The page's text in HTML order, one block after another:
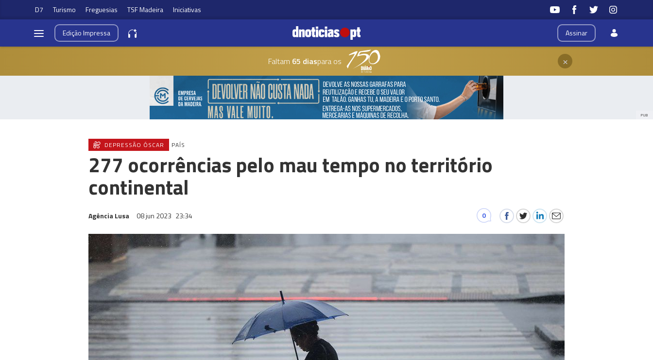
D7 Turismo Freguesias TSF Madeira Iniciativas
Assinar
EdiçãoImpressa
Faltam 65 diaspara os ×
PUB
DEPRESSÃO ÓSCAR PAÍS
277 ocorrências pelo mau tempo no território
continental
Agência Lusa 08 jun 2023 23:34 0